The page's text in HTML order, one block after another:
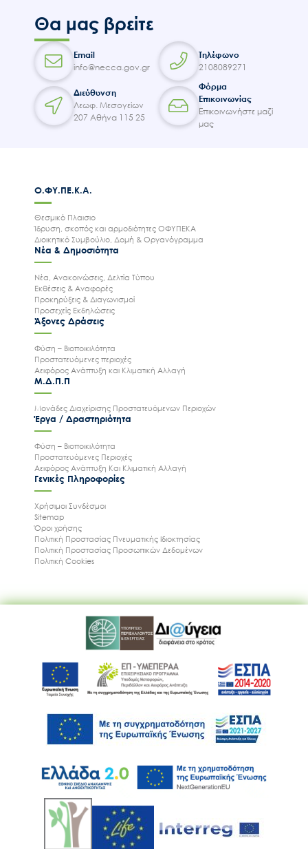
Ακολουθήστε μας
Θα μας βρείτε
Email
info@necca.gov.gr
Τηλέφωνο
2108089271
Διεύθυνση
Λεωφ. Μεσογείων
207 Αθήνα 115 25
Φόρμα
Επικοινωνίας
Επικοινωνήστε μαζί
μας
Ο.ΦΥ.ΠΕ.Κ.Α.
Θεσμικό Πλαισιο
Ίδρυση, σκοπός και αρμοδιότητες ΟΦΥΠΕΚΑ
Διοικητικό Συμβούλιο, Δομή & Οργανόγραμμα
Νέα & Δημοσιότητα
Νέα, Ανακοινώσεις, Δελτία Τύπου
Εκθέσεις & Αναφορές
Προκηρύξεις & Διαγωνισμοί
Προσεχείς Εκδηλώσεις
Άξονες Δράσεις
Φύση – Βιοποικιλότητα
Προστατευόμενες περιοχές
Αειφόρος Ανάπτυξη και Κλιματική Αλλαγή
Μ.Δ.Π.Π
Μονάδες Διαχείρισης Προστατευόμενων Περιοχών
Έργα / Δραστηριότητα
Φύση – Βιοποικιλότητα
Προστατευόμενες Περιοχές
Αειφόρος Ανάπτυξη Και Κλιματική Αλλαγή
Γενικές Πληροφορίες
Χρήσιμοι Συνδέσμοι
Sitemap
Όροι χρήσης
Πολιτική Προστασίας Πνευματικής Ιδιοκτησίας
Πολιτική Προστασίας Προσωπικών Δεδομένων
Πολιτική Cookies